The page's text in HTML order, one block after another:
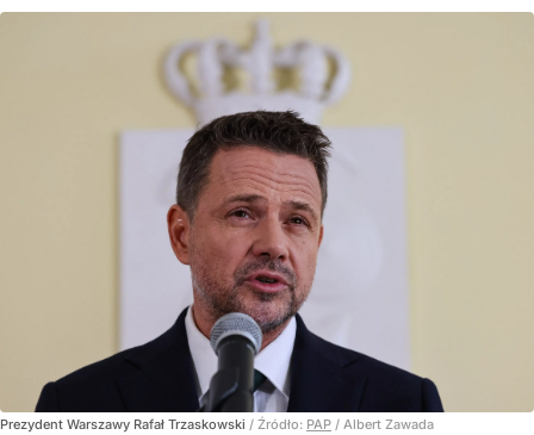
Prezydent Warszawy Rafał Trzaskowski / Źródło: PAP / Albert Zawada